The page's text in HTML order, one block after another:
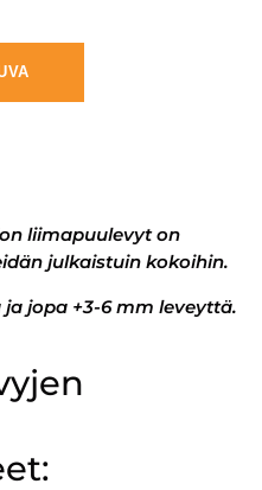
liimapuulevyt on
julkaistuin kokoihin.
jopa +3-6 mm leveyttä.